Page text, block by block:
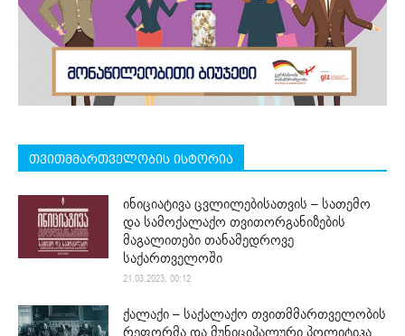
თვითმმართველობის ისტორია
ინიციატივა ცვლილებისათვის – სათემო
და სამოქალაქო თვითორგანიზების
მაგალითები თანამედროვე
საქართველოში
21.03.2023. 00:12
ქალაქი – საქალაქო თვითმმართველობის